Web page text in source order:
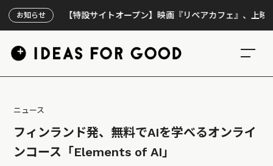
お知らせ【特設サイトオープン】映画『リペアカフェ』、上映300回
ニュース
フィンランド発、無料でAIを学べるオンライ
ンコース「Elements of AI」